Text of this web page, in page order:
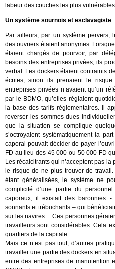
labeur des couches les plus
Un système sournois et esclavagiste
Par ailleurs, par un système pervers,
des ouvriers étaient anonymes.
étaient chargés de pourvoir, par
besoins des entreprises privées, ils
verbal. Les dockers étaient contraints
écrites, sinon ils prenaient le
entreprises privées n’avaient qu’un
par le BDMO, qu’elles réglaient
la base des tarifs réglementaires. Il
reverser les sommes dues
que la situation se complique
s’octroyaient systématiquement la
caporal pouvait décider de payer
FD au lieu des 45 000 ou 50 000 FD
Les récalcitrants qui n’acceptent pas
le risque de ne plus trouver de
étant généralisées, le système ne
complicité d’une partie du
caporaux, il existait des baronnies -
sonnants et trébuchants – qui
sur les navires… Ces personnes
travailleurs sont considérables. Cela
quartiers de la capitale.
Mais ce n’est pas tout, d’autres
travailler une partie des dockers en
entre des entreprises de manutention